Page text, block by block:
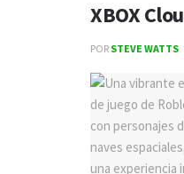
XBOX
POR STEVE WATTS